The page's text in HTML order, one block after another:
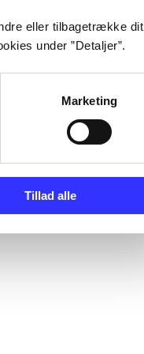
eller tilbagetrække dit
under ”Detaljer”.
Marketing
Tillad alle
Film
Musik